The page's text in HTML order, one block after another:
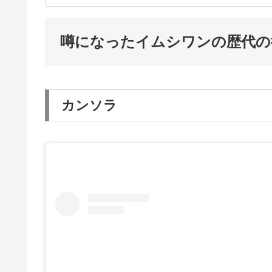
噂になったイムシワンの歴代
カンソラ